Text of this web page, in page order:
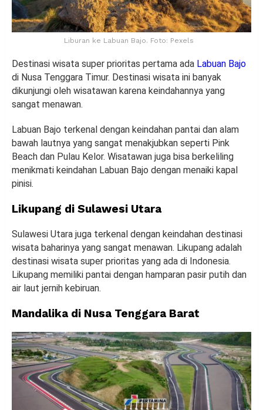
Liburan ke Labuan Bajo. Foto: Pexels
Destinasi wisata super prioritas pertama ada Labuan Bajo
di Nusa Tenggara Timur. Destinasi wisata ini banyak
dikunjungi oleh wisatawan karena keindahannya yang
sangat menawan.
Labuan Bajo terkenal dengan keindahan pantai dan alam
bawah lautnya yang sangat menakjubkan seperti Pink
Beach dan Pulau Kelor. Wisatawan juga bisa berkeliling
menikmati keindahan Labuan Bajo dengan menaiki kapal
pinisi.
Likupang di Sulawesi Utara
Sulawesi Utara juga terkenal dengan keindahan destinasi
wisata baharinya yang sangat menawan. Likupang adalah
destinasi wisata super prioritas yang ada di Indonesia.
Likupang memiliki pantai dengan hamparan pasir putih dan
air laut jernih kebiruan.
Mandalika di Nusa Tenggara Barat